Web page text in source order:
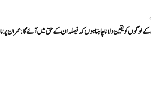
کے لوگوں کو یقین دلانا چاہتا ہوں کہ فیصلہ ان کے حق میں آئے گا: عمران